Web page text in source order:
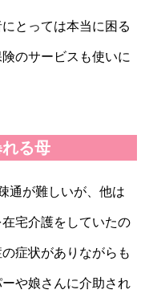
とっては本当に困る
のサービスも使いに
る母
通が難しいが、他は
宅介護をしていたの
症状がありながらも
や娘さんに介助され